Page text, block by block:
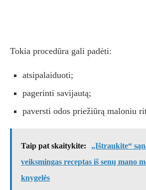
Tokia procedūra gali padėti:
atsipalaiduoti;
pagerinti savijautą;
paversti odos priežiūrą maloniu
Taip pat skaitykite:
„Ištraukite“
veiksmingas receptas iš senų mano
knygelės